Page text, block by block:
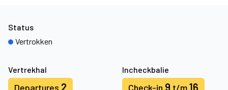
Vertrekhal
Departures 2
Incheckbalie
Check-in 9 t/m16
Status
Vertrokken